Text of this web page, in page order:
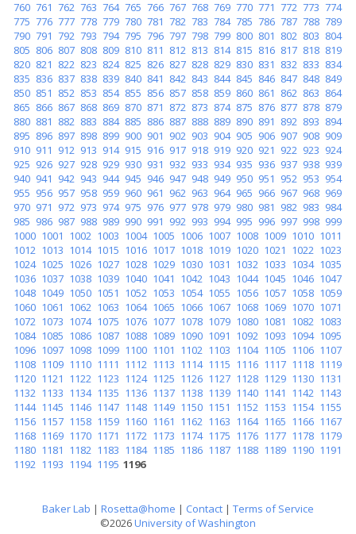
760 761 762 763 764 765 766 767 768 769 770 771 772 773 774
775 776 777 778 779 780 781 782 783 784 785 786 787 788 789
790 791 792 793 794 795 796 797 798 799 800 801 802 803 804
805 806 807 808 809 810 811 812 813 814 815 816 817 818 819
820 821 822 823 824 825 826 827 828 829 830 831 832 833 834
835 836 837 838 839 840 841 842 843 844 845 846 847 848 849
850 851 852 853 854 855 856 857 858 859 860 861 862 863 864
865 866 867 868 869 870 871 872 873 874 875 876 877 878 879
880 881 882 883 884 885 886 887 888 889 890 891 892 893 894
895 896 897 898 899 900 901 902 903 904 905 906 907 908 909
910 911 912 913 914 915 916 917 918 919 920 921 922 923 924
925 926 927 928 929 930 931 932 933 934 935 936 937 938 939
940 941 942 943 944 945 946 947 948 949 950 951 952 953 954
955 956 957 958 959 960 961 962 963 964 965 966 967 968 969
970 971 972 973 974 975 976 977 978 979 980 981 982 983 984
985 986 987 988 989 990 991 992 993 994 995 996 997 998 999
1000 1001 1002 1003 1004 1005 1006 1007 1008 1009 1010 1011
1012 1013 1014 1015 1016 1017 1018 1019 1020 1021 1022 1023
1024 1025 1026 1027 1028 1029 1030 1031 1032 1033 1034 1035
1036 1037 1038 1039 1040 1041 1042 1043 1044 1045 1046 1047
1048 1049 1050 1051 1052 1053 1054 1055 1056 1057 1058 1059
1060 1061 1062 1063 1064 1065 1066 1067 1068 1069 1070 1071
1072 1073 1074 1075 1076 1077 1078 1079 1080 1081 1082 1083
1084 1085 1086 1087 1088 1089 1090 1091 1092 1093 1094 1095
1096 1097 1098 1099 1100 1101 1102 1103 1104 1105 1106 1107
1108 1109 1110 1111 1112 1113 1114 1115 1116 1117 1118 1119
1120 1121 1122 1123 1124 1125 1126 1127 1128 1129 1130 1131
1132 1133 1134 1135 1136 1137 1138 1139 1140 1141 1142 1143
1144 1145 1146 1147 1148 1149 1150 1151 1152 1153 1154 1155
1156 1157 1158 1159 1160 1161 1162 1163 1164 1165 1166 1167
1168 1169 1170 1171 1172 1173 1174 1175 1176 1177 1178 1179
1180 1181 1182 1183 1184 1185 1186 1187 1188 1189 1190 1191
1192 1193 1194 1195 1196
Baker Lab | Rosetta@home | Contact | Terms of Service
©2026University of Washington